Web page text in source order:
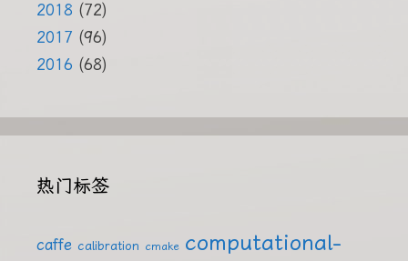
2018 (72)
2017 (96)
2016 (68)
热门标签
caffe calibration cmake computational-